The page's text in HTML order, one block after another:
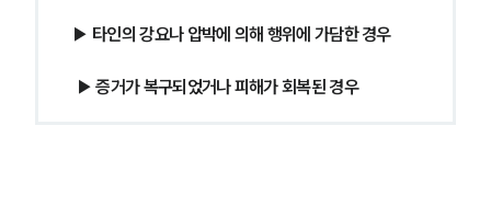
▶ 타인의 강요나 압박에 의해 행위에 가담한 경우
▶ 증거가 복구되었거나 피해가 회복된 경우